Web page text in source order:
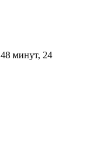
минут, 24